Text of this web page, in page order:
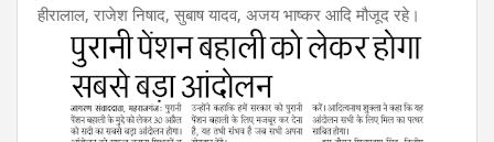
हीरालाल, राजेश निषाद, सुबाष यादव, अजय भाष्कर आदि मौजूद रहे।